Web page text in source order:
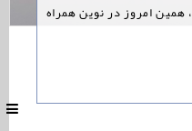
برای پیگیری اخبار ZARA - Velenjak ، همین امروز در نوین همراه